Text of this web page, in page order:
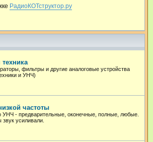
РадиоКОТструктор.ру
фильтры и другие аналоговые устройства
и УНЧ)
частоты
УНЧ - предварительные, оконечные, полные, любые.
звук усиливали.